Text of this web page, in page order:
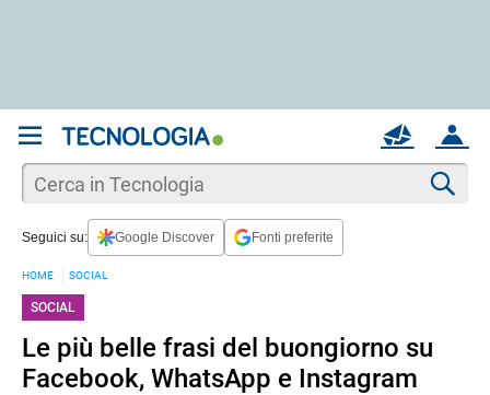
ACCOUNT
MAIL
Seguici su: Google Discover Fonti preferite
HOME SOCIAL
SOCIAL
Le più belle frasi del buongiorno su
Facebook, WhatsApp e Instagram